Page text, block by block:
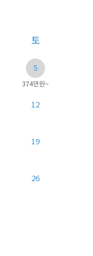
토
5
374만원~
12
19
26